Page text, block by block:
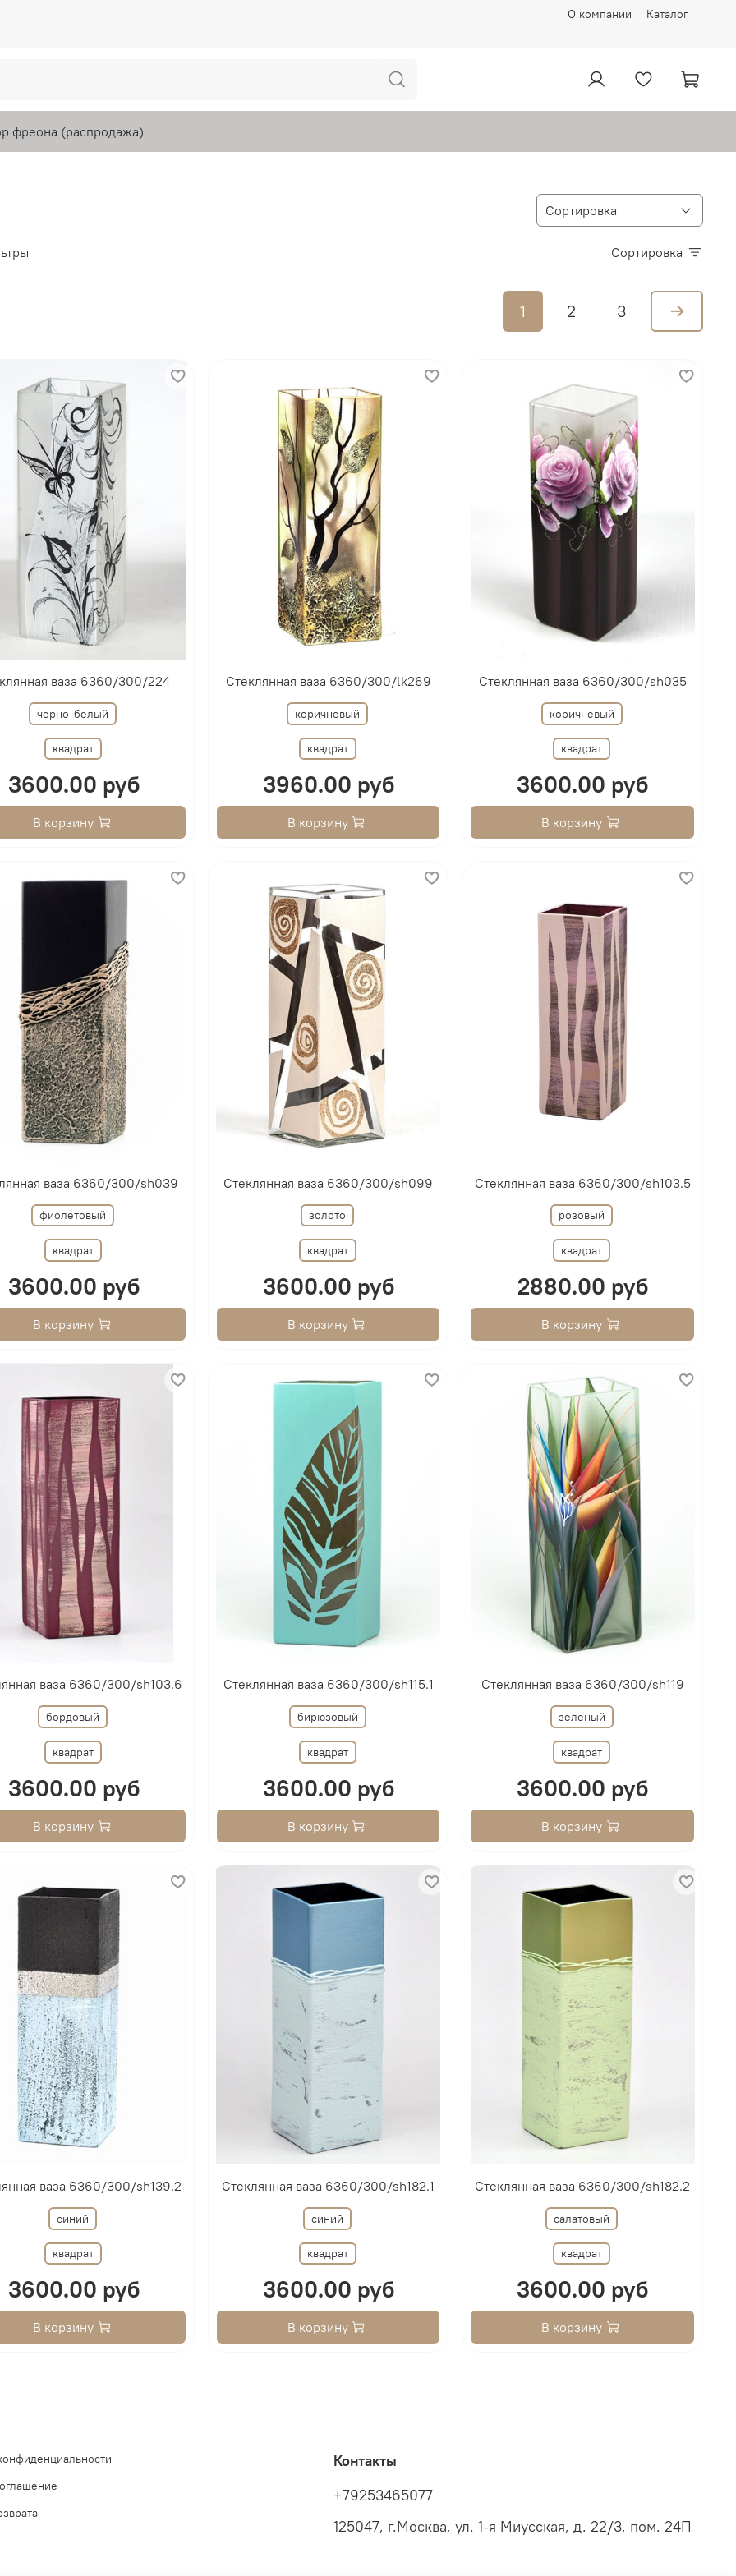
О компании Каталог
фреона (распродажа)
Сортировка
1 2 3
ваза 6360/300/224
черно-белый
квадрат
3600.00 руб
В корзину
Стеклянная ваза 6360/300/lk269
коричневый
квадрат
3960.00 руб
В корзину
Стеклянная ваза 6360/300/sh035
коричневый
квадрат
3600.00 руб
В корзину
ваза 6360/300/sh039
фиолетовый
квадрат
3600.00 руб
В корзину
Стеклянная ваза 6360/300/sh099
золото
квадрат
3600.00 руб
В корзину
Стеклянная ваза 6360/300/sh103.5
розовый
квадрат
2880.00 руб
В корзину
ваза 6360/300/sh103.6
бордовый
квадрат
3600.00 руб
В корзину
Стеклянная ваза 6360/300/sh115.1
бирюзовый
квадрат
3600.00 руб
В корзину
Стеклянная ваза 6360/300/sh119
зеленый
квадрат
3600.00 руб
В корзину
ваза 6360/300/sh139.2
синий
квадрат
3600.00 руб
В корзину
Стеклянная ваза 6360/300/sh182.1
синий
квадрат
3600.00 руб
В корзину
Стеклянная ваза 6360/300/sh182.2
салатовый
квадрат
3600.00 руб
В корзину
Контакты
+79253465077
125047, г.Москва, ул. 1-я Миусская, д. 22/3, пом. 24П